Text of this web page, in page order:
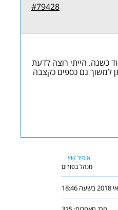
#79428
עוד כשנה. הייתי רוצה לדעת
למשוך גם כספים כקצבה
אופיר שץ
מנהל בפורום